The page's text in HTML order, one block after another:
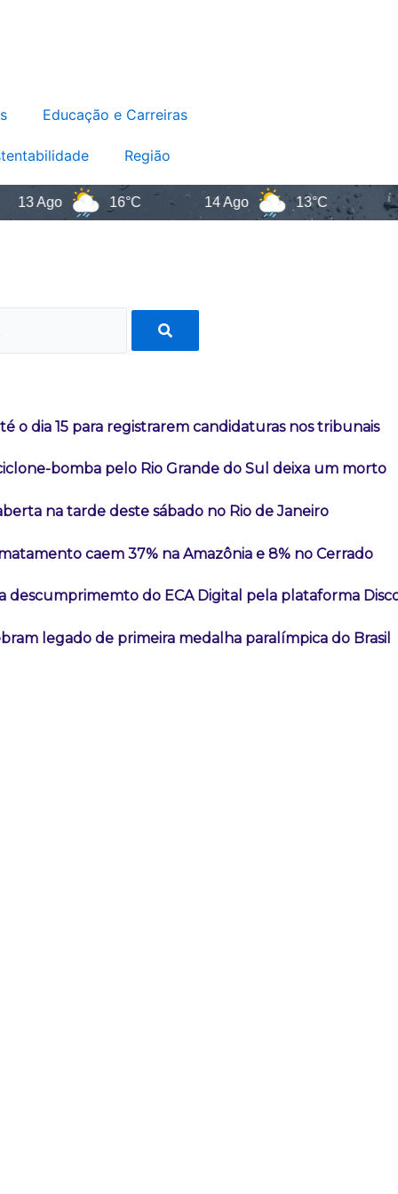
Educação e Carreiras
Região
16°C 14 Ago 13°C
o dia 15 para registrarem candidaturas nos tribunais
bomba pelo Rio Grande do Sul deixa um morto
na tarde deste sábado no Rio de Janeiro
caem 37% na Amazônia e 8% no Cerrado
descumprimemto do ECA Digital pela plataforma
legado de primeira medalha paralímpica do Brasil